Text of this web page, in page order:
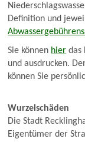
Definition und
Sie können hier das
und ausdrucken.
können Sie
Wurzelschäden
Die Stadt
Eigentümer der